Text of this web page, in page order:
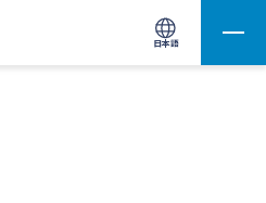
日本語
サイト内検索(Enterで実行)